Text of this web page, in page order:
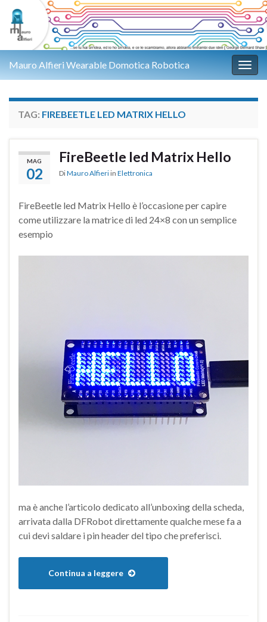
Mauro Alfieri Wearable Domotica Robotica
TAG: FIREBEETLE LED MATRIX HELLO
MAG
02
FireBeetle led Matrix Hello
DiMauro Alfieri in Elettronica
FireBeetle led Matrix Hello è l’occasione per capire
come utilizzare la matrice di led 24×8 con un semplice
esempio
ma è anche l’articolo dedicato all’unboxing della scheda,
arrivata dalla DFRobot direttamente qualche mese fa a
cui devi saldare i pin header del tipo che preferisci.
Continua a leggere